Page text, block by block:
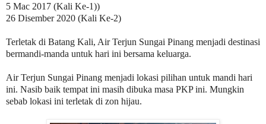
5 Mac 2017 (Kali Ke-1))
26 Disember 2020 (Kali Ke-2)
Terletak di Batang Kali, Air Terjun Sungai Pinang menjadi destinasi
bermandi-manda untuk hari ini bersama keluarga.
Air Terjun Sungai Pinang menjadi lokasi pilihan untuk mandi hari
ini. Nasib baik tempat ini masih dibuka masa PKP ini. Mungkin
sebab lokasi ini terletak di zon hijau.